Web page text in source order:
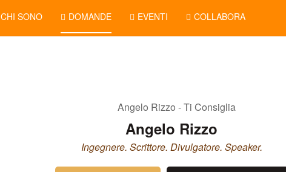
CHI SONO DOMANDE EVENTI COLLABORA
Angelo Rizzo
Ingegnere. Scrittore. Divulgatore. Speaker.